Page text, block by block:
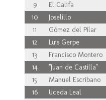
9
El Califa
10
Joselillo
11
Gómez del Pilar
12
Luis Gerpe
13
Francisco Montero
14
"Juan de Castilla"
15
Manuel Escribano
16
Uceda Leal